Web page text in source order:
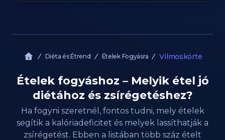
Diéta és Étrend Ételek Fogyásra Vilmoskörte
Ételek fogyáshoz – Melyik étel jó
diétához és zsírégetéshez?
Ha fogyni szeretnél, fontos tudni, mely ételek
segítik a kalóriadeficitet és melyek lassíthatják a
zsírégetést. Ebben a listában több száz ételt